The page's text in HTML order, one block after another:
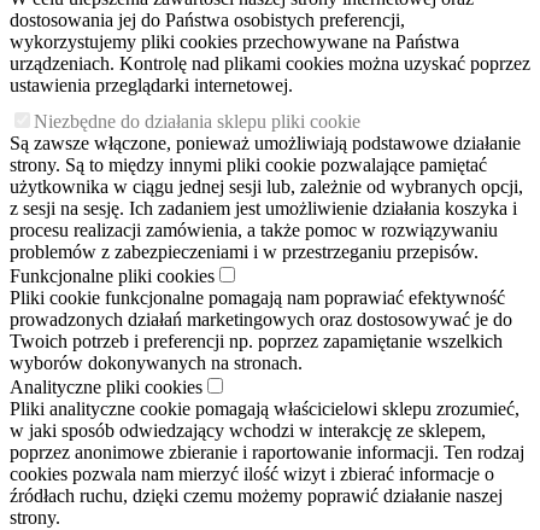
dostosowania jej do Państwa osobistych preferencji,
wykorzystujemy pliki cookies przechowywane na Państwa
urządzeniach. Kontrolę nad plikami cookies można uzyskać poprzez
ustawienia przeglądarki internetowej.
Niezbędne do działania sklepu pliki cookie
Są zawsze włączone, ponieważ umożliwiają podstawowe działanie
strony. Są to między innymi pliki cookie pozwalające pamiętać
użytkownika w ciągu jednej sesji lub, zależnie od wybranych opcji,
z sesji na sesję. Ich zadaniem jest umożliwienie działania koszyka i
procesu realizacji zamówienia, a także pomoc w rozwiązywaniu
problemów z zabezpieczeniami i w przestrzeganiu przepisów.
Funkcjonalne pliki cookies
Pliki cookie funkcjonalne pomagają nam poprawiać efektywność
prowadzonych działań marketingowych oraz dostosowywać je do
Twoich potrzeb i preferencji np. poprzez zapamiętanie wszelkich
wyborów dokonywanych na stronach.
Analityczne pliki cookies
Pliki analityczne cookie pomagają właścicielowi sklepu zrozumieć,
w jaki sposób odwiedzający wchodzi w interakcję ze sklepem,
poprzez anonimowe zbieranie i raportowanie informacji. Ten rodzaj
cookies pozwala nam mierzyć ilość wizyt i zbierać informacje o
źródłach ruchu, dzięki czemu możemy poprawić działanie naszej
strony.